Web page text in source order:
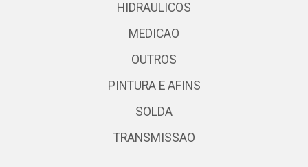
HIDRAULICOS
MEDICAO
OUTROS
PINTURA E AFINS
SOLDA
TRANSMISSAO